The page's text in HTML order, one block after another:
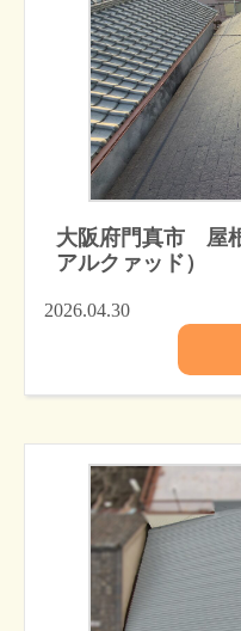
大阪府門真市 屋
アルクァッド）
2026.04.30